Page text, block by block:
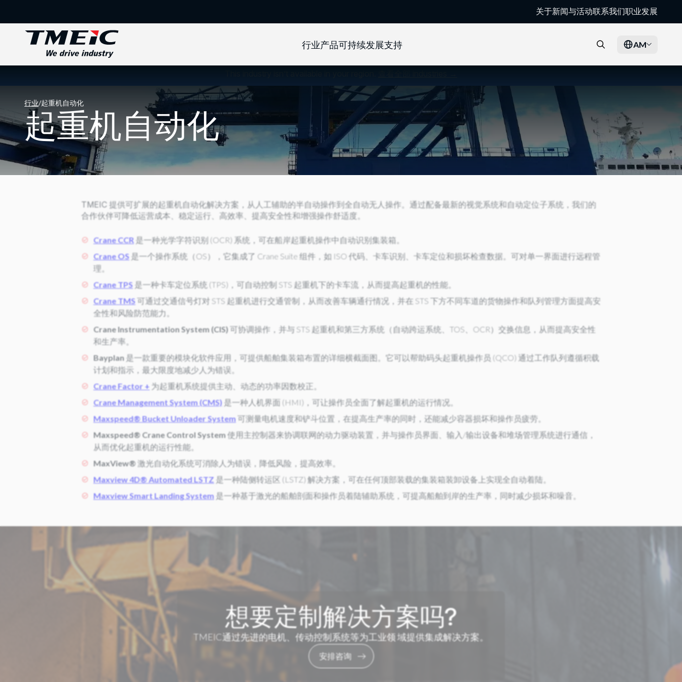
关于新闻与活动联系我们职业发展
行业产品可持续发展支持 AM
行业/起重机自动化
起重机自动化
TMEIC 提供可扩展的起重机自动化解决方案，从人工辅助的半自动操作到全自动无人操作。通过配备最新的视觉系统和自动定位子系统，我们的
合作伙伴可降低运营成本、稳定运行、高效率、提高安全性和增强操作舒适度。
Crane CCR 是一种光学字符识别 (OCR) 系统，可在船岸起重机操作中自动识别集装箱。
Crane OS 是一个操作系统（OS），它集成了 Crane Suite 组件，如 ISO 代码、卡车识别、卡车定位和损坏检查数据。可对单一界面进行远程管
理。
Crane TPS 是一种卡车定位系统 (TPS)，可自动控制 STS 起重机下的卡车流，从而提高起重机的性能。
Crane TMS 可通过交通信号灯对 STS 起重机进行交通管制，从而改善车辆通行情况，并在 STS 下方不同车道的货物操作和队列管理方面提高安
全性和风险防范能力。
Crane Instrumentation System (CIS) 可协调操作，并与 STS 起重机和第三方系统（自动跨运系统、TOS、OCR）交换信息，从而提高安全性
和生产率。
Bayplan 是一款重要的模块化软件应用，可提供船舶集装箱布置的详细横截面图。它可以帮助码头起重机操作员 (QCO) 通过工作队列遵循积载
计划和指示，最大限度地减少人为错误。
Crane Factor + 为起重机系统提供主动、动态的功率因数校正。
Crane Management System (CMS) 是一种人机界面 (HMI)，可让操作员全面了解起重机的运行情况。
Maxspeed® Bucket Unloader System 可测量电机速度和铲斗位置，在提高生产率的同时，还能减少容器损坏和操作员疲劳。
Maxspeed® Crane Control System使用主控制器来协调联网的动力驱动装置，并与操作员界面、输入/输出设备和堆场管理系统进行通信，
从而优化起重机的运行性能。
MaxView® 激光自动化系统可消除人为错误，降低风险，提高效率。
Maxview 4D® Automated LSTZ 是一种陆侧转运区 (LSTZ) 解决方案，可在任何顶部装载的集装箱装卸设备上实现全自动着陆。
Maxview Smart Landing System 是一种基于激光的船舶剖面和操作员着陆辅助系统，可提高船舶到岸的生产率，同时减少损坏和噪音。
想要定制解决方案吗?
TMEIC通过先进的电机、传动控制系统等为工业领 域提供集成解决方案。
安排咨询